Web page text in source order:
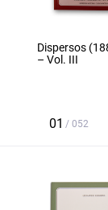
Dispersos
– Vol. III